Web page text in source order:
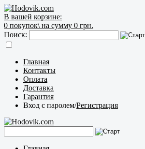
В вашей корзине:
0 покупок\ на сумму 0 грн.
Поиск:
Главная
Контакты
Оплата
Доставка
Гарантия
Вход с паролем/Регистрация